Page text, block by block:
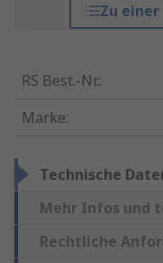
Zu
RS Best.-Nr.:
Marke:
Technische
Mehr Infos und
Rechtliche